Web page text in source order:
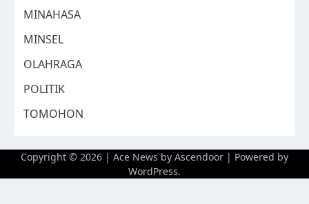
MINAHASA
MINSEL
OLAHRAGA
POLITIK
TOMOHON
Copyright © 2026 | Ace News by Ascendoor | Powered by
WordPress.